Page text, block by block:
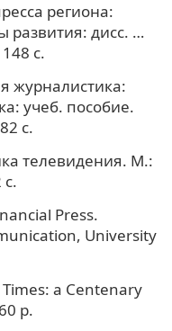
региона:
развития: дисс. …
с.
журналистика:
учеб. пособие.
с.
телевидения. М.:
Press.
University
a Centenary
p.